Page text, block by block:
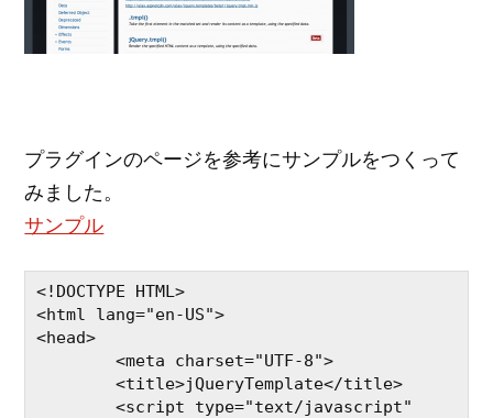
プラグインのページを参考にサンプルをつくって
みました。
サンプル
<!DOCTYPE HTML>
<html lang="en-US">
<head>
	<meta charset="UTF-8">
	<title>jQueryTemplate</title>
	<script type="text/javascript"